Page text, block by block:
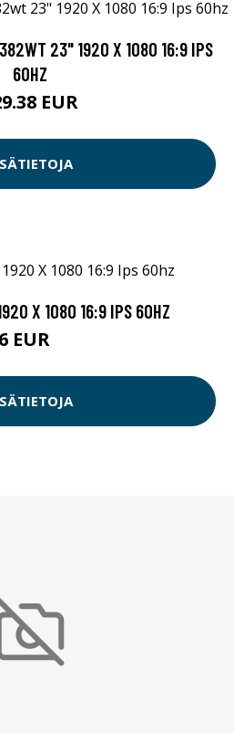
23" 1920 X 1080 16:9 IPS
60HZ
EUR
X 1080 16:9 IPS 60HZ
EUR